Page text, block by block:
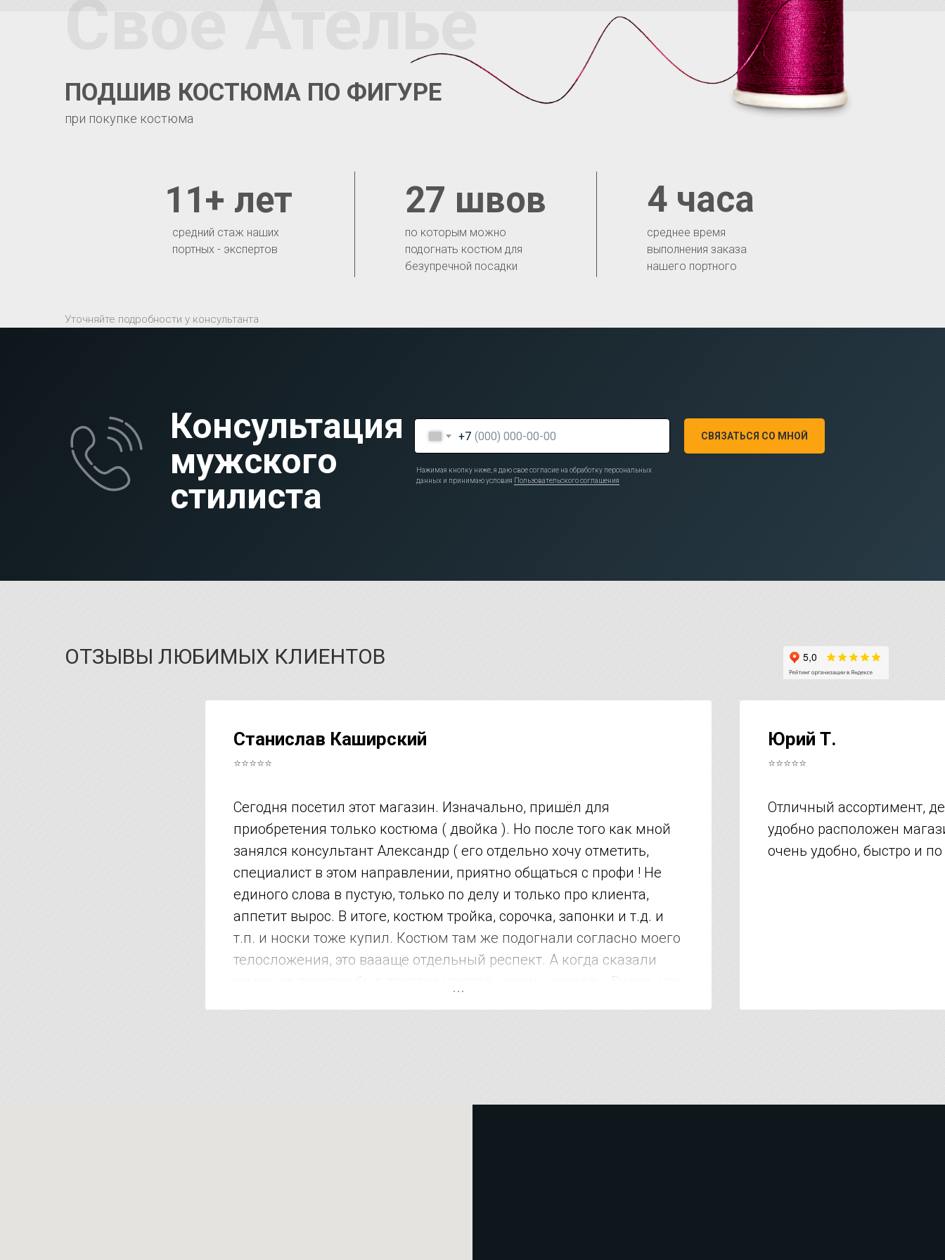
по которым можно
подогнать костюм для
безупречной посадки
27 швов
при покупке костюма
ПОДШИВ КОСТЮМА ПО ФИГУРЕ
Свое Ателье
средний стаж наших
портных - экспертов
11+ лет
Уточняйте подробности у консультанта
среднее время
выполнения заказа
нашего портного
4 часа
Консультация
мужского
стилиста
+7 СВЯЗАТЬСЯ СО МНОЙ
Нажимая кнопку ниже, я даю свое согласие на обработку персональных
данных и принимаю условия Пользовательского соглашения
ОТЗЫВЫ ЛЮБИМЫХ КЛИЕНТОВ
Станислав Каширский
⭐⭐⭐⭐⭐
Сегодня посетил этот магазин. Изначально, пришёл для
приобретения только костюма ( двойка ). Но после того как мной
занялся консультант Александр ( его отдельно хочу отметить,
специалист в этом направлении, приятно общаться с профи ! Не
единого слова в пустую, только по делу и только про клиента,
аппетит вырос. В итоге, костюм тройка, сорочка, запонки и т.д. и
т.п. и носки тоже купил. Костюм там же подогнали согласно моего
телосложения, это ваааще отдельный респект. А когда сказали
Юрий Т.
⭐⭐⭐⭐⭐
Отличный ассортимент,
удобно расположен
очень удобно, быстро и